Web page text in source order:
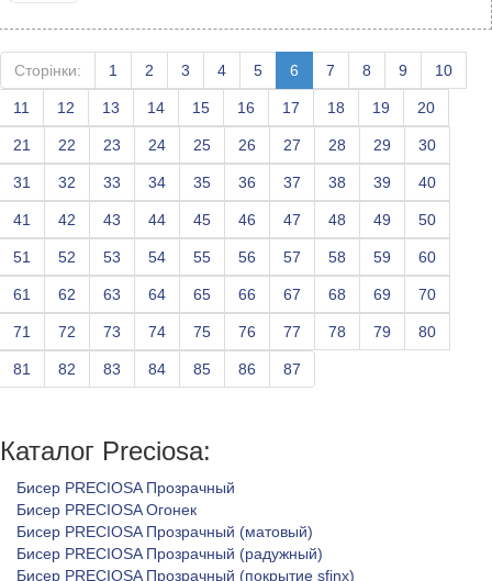
Сторінки: 1 2 3 4 5 6 7 8 9 10
11 12 13 14 15 16 17 18 19 20
21 22 23 24 25 26 27 28 29 30
31 32 33 34 35 36 37 38 39 40
41 42 43 44 45 46 47 48 49 50
51 52 53 54 55 56 57 58 59 60
61 62 63 64 65 66 67 68 69 70
71 72 73 74 75 76 77 78 79 80
81 82 83 84 85 86 87
Каталог Preciosa:
Бисер PRECIOSA Прозрачный
Бисер PRECIOSA Огонек
Бисер PRECIOSA Прозрачный (матовый)
Бисер PRECIOSA Прозрачный (радужный)
Бисер PRECIOSA Прозрачный (покрытие sfinx)